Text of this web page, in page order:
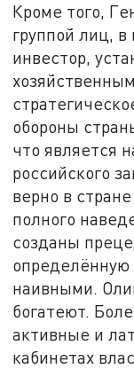
Кроме того,
группой лиц,
инвестор,
обороны
что является
российского
верно в
полного
созданы
наивными.
богатеют.
активные и
кабинетах